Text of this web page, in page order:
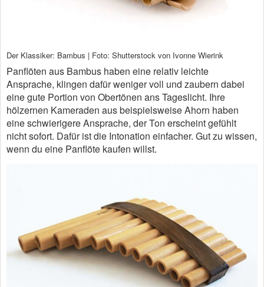
Der Klassiker: Bambus | Foto: Shutterstock von Ivonne Wierink
Panflöten aus Bambus haben eine relativ leichte
Ansprache, klingen dafür weniger voll und zaubern dabei
eine gute Portion von Obertönen ans Tageslicht. Ihre
hölzernen Kameraden aus beispielsweise Ahorn haben
eine schwierigere Ansprache, der Ton erscheint gefühlt
nicht sofort. Dafür ist die Intonation einfacher. Gut zu wissen,
wenn du eine Panflöte kaufen willst.